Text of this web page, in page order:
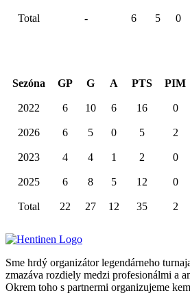
Total - 6 5 0
Sezóna GP G A PTS PIM
2022 6 10 6 16 0
2026 6 5 0 5 2
2023 4 4 1 2 0
2025 6 8 5 12 0
Total 22 27 12 35 2
Sme hrdý organizátor legendárneho
zmazáva rozdiely medzi profesionálmi a
Okrem toho s partnermi organizujeme